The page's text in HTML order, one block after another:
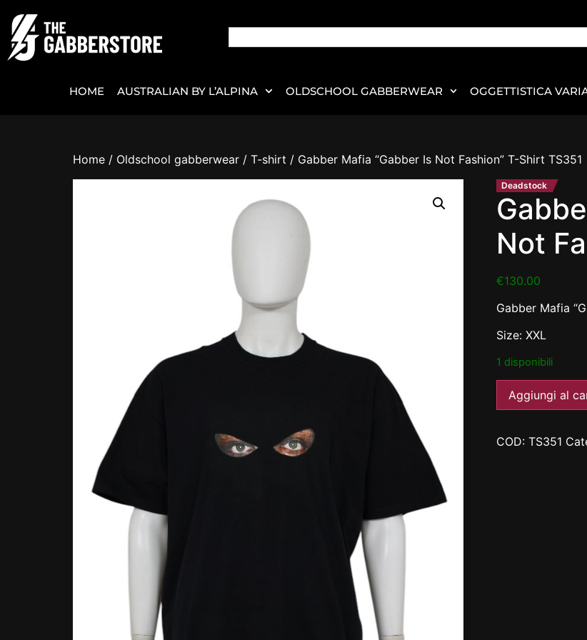
HOME AUSTRALIAN BY L’ALPINA OLDSCHOOL GABBERWEAR OGGETTISTICA
Home / Oldschool gabberwear / T-shirt / Gabber Mafia “Gabber Is Not Fashion” T-Shirt TS351
Deadstock
Not
€130.00
Gabber Mafia
Size: XXL
1 disponibili
Aggiungi al
COD: TS351